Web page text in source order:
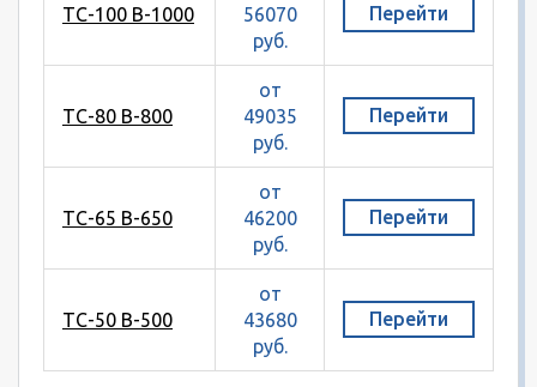
ТС-100 В-1000
56070
руб.
Перейти
ТС-80 В-800
от
49035
руб.
Перейти
ТС-65 В-650
от
46200
руб.
Перейти
ТС-50 В-500
от
43680
руб.
Перейти